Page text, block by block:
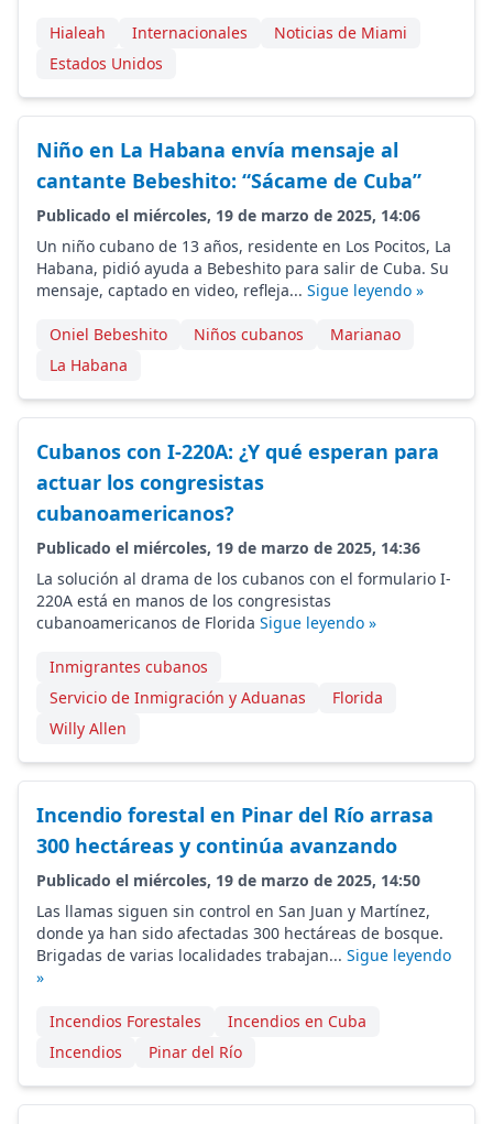
Hialeah Internacionales
Noticias de Miami
Estados Unidos
Niño en La Habana envía mensaje al
cantante Bebeshito: “Sácame de Cuba”
Publicado el miércoles, 19 de marzo de 2025, 14:06
Un niño cubano de 13 años, residente en Los Pocitos, La
Habana, pidió ayuda a Bebeshito para salir de Cuba. Su
mensaje, captado en video, refleja... Sigue leyendo »
Oniel Bebeshito Niños cubanos
Marianao
La Habana
Cubanos con I-220A: ¿Y qué esperan para
actuar los congresistas
cubanoamericanos?
Publicado el miércoles, 19 de marzo de 2025, 14:36
La solución al drama de los cubanos con el formulario I-
220A está en manos de los congresistas
cubanoamericanos de Florida Sigue leyendo »
Inmigrantes cubanos
Servicio de Inmigración y Aduanas
Florida
Willy Allen
Incendio forestal en Pinar del Río arrasa
300 hectáreas y continúa avanzando
Publicado el miércoles, 19 de marzo de 2025, 14:50
Las llamas siguen sin control en San Juan y Martínez,
donde ya han sido afectadas 300 hectáreas de bosque.
Brigadas de varias localidades trabajan... Sigue leyendo
»
Incendios Forestales
Incendios en Cuba
Incendios
Pinar del Río